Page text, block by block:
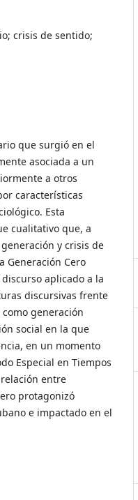
crisis de sentido;
que surgió en el
asociada a un
a otros
características
Esta
cualitativo que, a
y crisis de
Generación Cero
aplicado a la
discursivas frente
generación
social en la que
en un momento
Especial en Tiempos
entre
protagonizó
e impactado en el